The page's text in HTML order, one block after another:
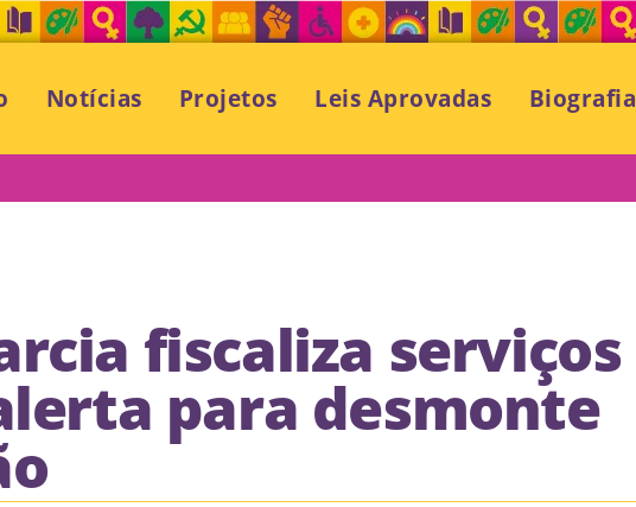
Notícias Projetos Leis Aprovadas Biografia
fiscaliza serviços
para desmonte